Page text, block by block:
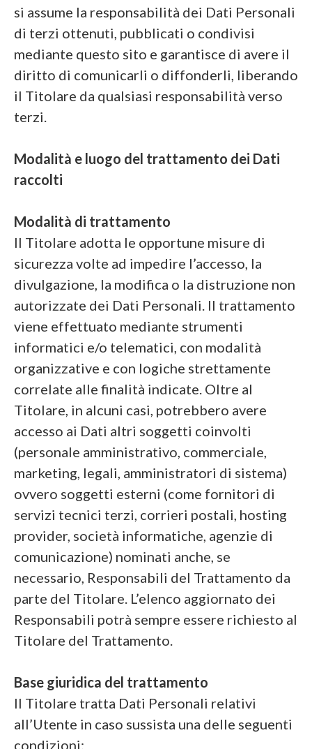
si assume la responsabilità dei Dati Personali
di terzi ottenuti, pubblicati o condivisi
mediante questo sito e garantisce di avere il
diritto di comunicarli o diffonderli, liberando
il Titolare da qualsiasi responsabilità verso
terzi.
Modalità e luogo del trattamento dei Dati
raccolti
Modalità di trattamento
Il Titolare adotta le opportune misure di
sicurezza volte ad impedire l’accesso, la
divulgazione, la modifica o la distruzione non
autorizzate dei Dati Personali. Il trattamento
viene effettuato mediante strumenti
informatici e/o telematici, con modalità
organizzative e con logiche strettamente
correlate alle finalità indicate. Oltre al
Titolare, in alcuni casi, potrebbero avere
accesso ai Dati altri soggetti coinvolti
(personale amministrativo, commerciale,
marketing, legali, amministratori di sistema)
ovvero soggetti esterni (come fornitori di
servizi tecnici terzi, corrieri postali, hosting
provider, società informatiche, agenzie di
comunicazione) nominati anche, se
necessario, Responsabili del Trattamento da
parte del Titolare. L’elenco aggiornato dei
Responsabili potrà sempre essere richiesto al
Titolare del Trattamento.
Base giuridica del trattamento
Il Titolare tratta Dati Personali relativi
all’Utente in caso sussista una delle seguenti
condizioni: